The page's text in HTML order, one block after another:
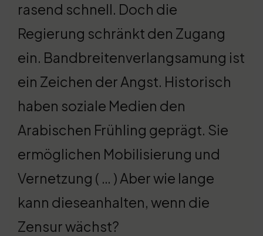
rasend schnell. Doch die
Regierung schränkt den Zugang
ein. Bandbreitenverlangsamung ist
ein Zeichen der Angst. Historisch
haben soziale Medien den
Arabischen Frühling geprägt. Sie
ermöglichen Mobilisierung und
Vernetzung ( … ) Aber wie lange
kann dieseanhalten, wenn die
Zensur wächst?